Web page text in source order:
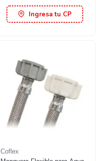
Ingresa tu CP
Coflex